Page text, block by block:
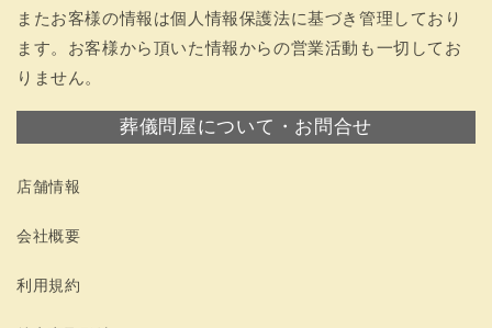
またお客様の情報は個人情報保護法に基づき管理しており
ます。お客様から頂いた情報からの営業活動も一切してお
りません。
葬儀問屋について・お問合せ
店舗情報
会社概要
利用規約